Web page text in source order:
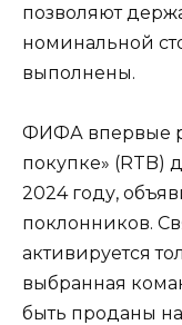
позволяют
номинальной
выполнены.
ФИФА впервые
покупке» (RTB)
2024 году,
поклонников.
активируется
выбранная
быть проданы